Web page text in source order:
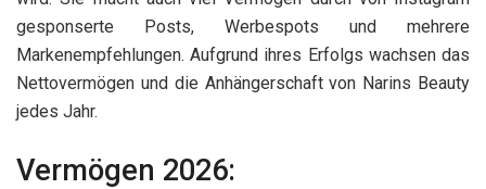
gesponserte Posts, Werbespots und mehrere
Markenempfehlungen. Aufgrund ihres Erfolgs wachsen das
Nettovermögen und die Anhängerschaft von Narins Beauty
jedes Jahr.
Vermögen 2026: